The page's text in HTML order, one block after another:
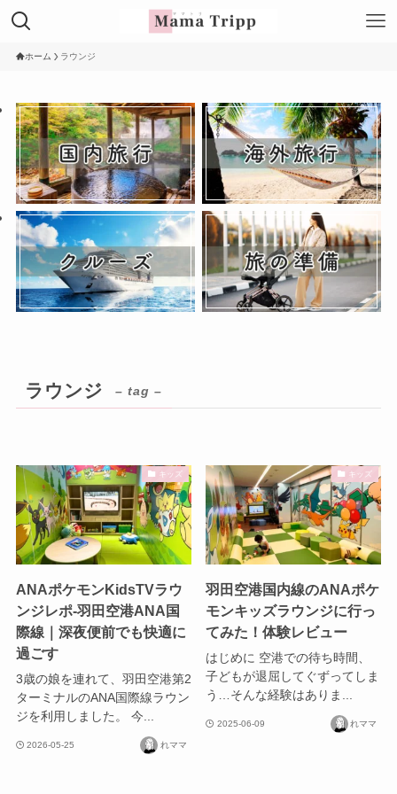
ホーム ラウンジ
ラウンジ – tag –
キッズ
ANAポケモンKidsTVラウ
ンジレポ-羽田空港ANA国
際線｜深夜便前でも快適に
過ごす
3歳の娘を連れて、羽田空港第2
ターミナルのANA国際線ラウン
ジを利用しました。 今...
2026-05-25 れママ
キッズ
羽田空港国内線のANAポケ
モンキッズラウンジに行っ
てみた！体験レビュー
はじめに 空港での待ち時間、
子どもが退屈してぐずってしま
う…そんな経験はありま...
2025-06-09 れママ